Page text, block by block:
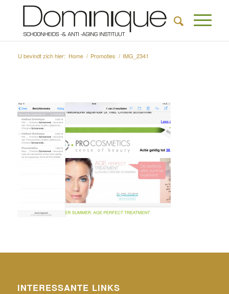
U bevindt zich hier: Home / Promoties / IMG_2341
INTERESSANTE LINKS